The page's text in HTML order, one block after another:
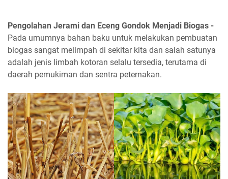
Pengolahan Jerami dan Eceng Gondok Menjadi Biogas -
Pada umumnya bahan baku untuk melakukan pembuatan
biogas sangat melimpah di sekitar kita dan salah satunya
adalah jenis limbah kotoran selalu tersedia, terutama di
daerah pemukiman dan sentra peternakan.